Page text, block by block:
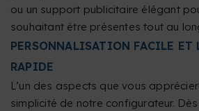
ou un support publicitaire élégant
souhaitant être présentes tout au
PERSONNALISATION FACILE ET
RAPIDE
L’un des aspects que vous
simplicité de notre configurateur.